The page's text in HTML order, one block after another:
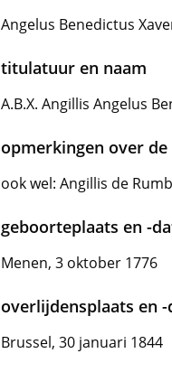
Angelus Benedictus
titulatuur en naam
A.B.X. Angillis Angelus
opmerkingen over
ook wel: Angillis de
geboorteplaats en -
Menen, 3 oktober 1776
overlijdensplaats en
Brussel, 30 januari 1844